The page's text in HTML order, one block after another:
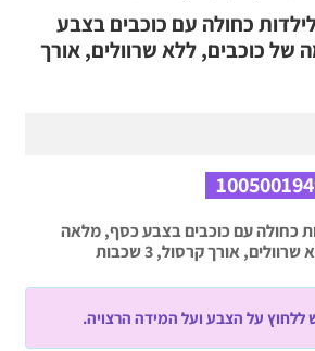
כחולה עם כוכבים בצבע
כוכבים, ללא שרוולים, אורך
כחולה עם כוכבים בצבע כסף, מלאה
אורך קרסול, 3 שכבות
ללחוץ על הצבע ועל המידה הרצויה.